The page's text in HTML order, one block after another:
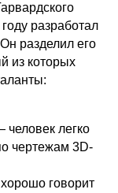
разработал
разделил его
из которых
легко
чертежам 3D-
говорит